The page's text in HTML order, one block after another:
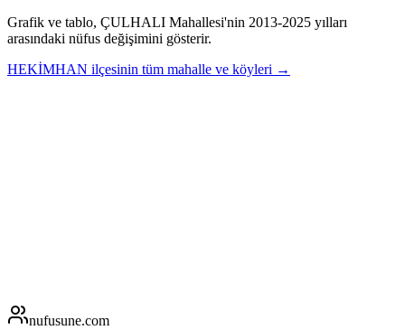
Grafik ve tablo, ÇULHALI Mahallesi'nin 2013-2025 yılları
arasındaki nüfus değişimini gösterir.
HEKİMHAN ilçesinin tüm mahalle ve köyleri →
nufusune.com